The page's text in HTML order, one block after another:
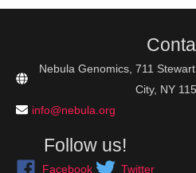
ビ
ョ
Nebula Genomics, 711
City, NY
info@nebula.org
Follow us!
Facebook Twitter